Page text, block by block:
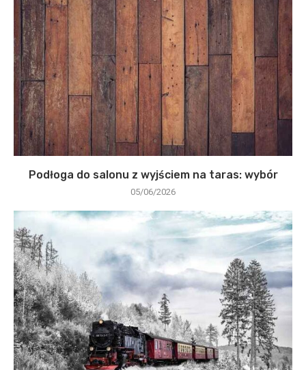
Podłoga do salonu z wyjściem na taras: wybór
05/06/2026